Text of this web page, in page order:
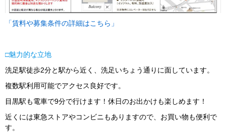
「賃料や募集条件の詳細はこちら」
□魅力的な立地
洗足駅徒歩2分と駅から近く、洗足いちょう通りに面しています。
複数駅利用可能でアクセス良好です。
目黒駅も電車で9分で行けます！休日のお出かけも楽しめます！
近くには東急ストアやコンビニもありますので、お買い物も便利で
す。